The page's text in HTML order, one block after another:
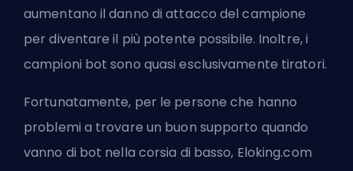
aumentano il danno di attacco del campione
per diventare il più potente possibile. Inoltre, i
campioni bot sono quasi esclusivamente tiratori.
Fortunatamente, per le persone che hanno
problemi a trovare un buon supporto quando
vanno di bot nella corsia di basso, Eloking.com